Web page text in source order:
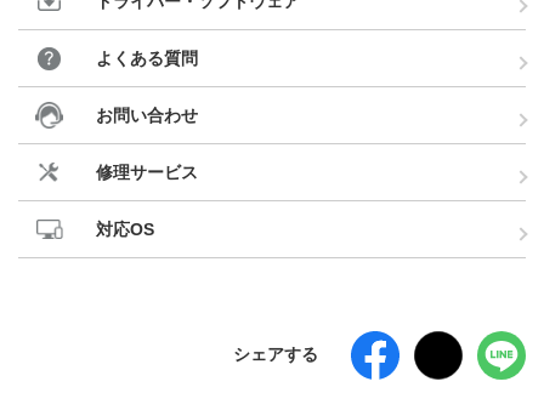
よくある質問
お問い合わせ
修理サービス
対応OS
シェアする